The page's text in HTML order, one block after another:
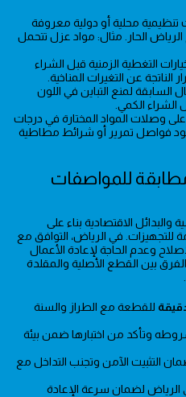
محلية أو دولية معروفة
الحار. مثال: مواد عزل تتحمل
التغطية الزمنية قبل الشراء
عن التغيرات المناخية.
السابقة لمنع التباين في اللون
الكمي.
على وصلات المواد المختارة في درجات
فواصل تمرير أو شرائط مطاطية
للمواصفات
والبدائل الاقتصادية بناء على
للتجهيزات. في الرياض، التوافق مع
وعدم الحاجة لإعادة الأعمال
بين القطع الأصلية والمقلدة
للقطعة مع الطراز والسنة
وتأكد من اختبارها ضمن بيئة
التثبيت الآمن وتجنب التداخل مع
الرياض لضمان سرعة الإعادة